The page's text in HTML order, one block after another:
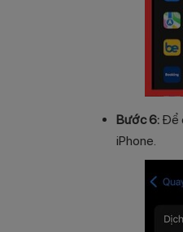
Bước 6: Để
iPhone.